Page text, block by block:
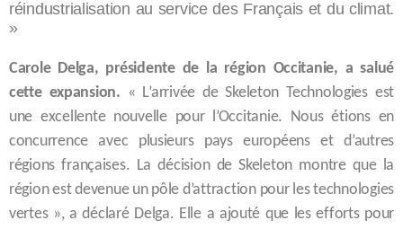
réindustrialisation au service des Français et du climat.
»
Carole Delga, présidente de la région Occitanie, a salué
cette expansion. « L’arrivée de Skeleton Technologies est
une excellente nouvelle pour l’Occitanie. Nous étions en
concurrence avec plusieurs pays européens et d’autres
régions françaises. La décision de Skeleton montre que la
région est devenue un pôle d’attraction pour les technologies
vertes », a déclaré Delga. Elle a ajouté que les efforts pour